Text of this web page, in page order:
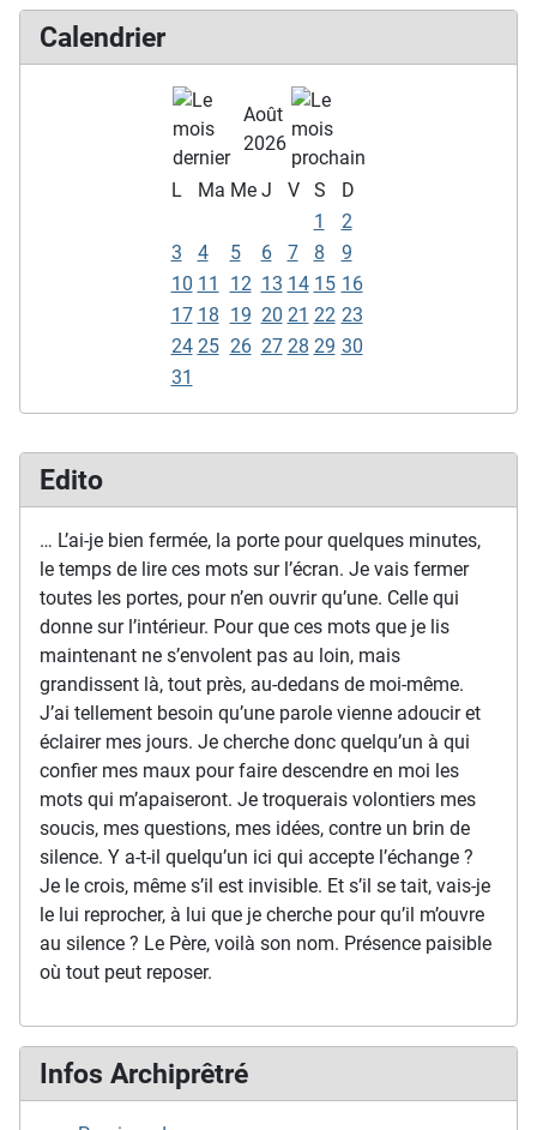
Edito
… L’ai-je bien fermée, la porte pour quelques minutes,
le temps de lire ces mots sur l’écran. Je vais fermer
toutes les portes, pour n’en ouvrir qu’une. Celle qui
donne sur l’intérieur. Pour que ces mots que je lis
maintenant ne s’envolent pas au loin, mais
grandissent là, tout près, au-dedans de moi-même.
J’ai tellement besoin qu’une parole vienne adoucir et
éclairer mes jours. Je cherche donc quelqu’un à qui
confier mes maux pour faire descendre en moi les
mots qui m’apaiseront. Je troquerais volontiers mes
soucis, mes questions, mes idées, contre un brin de
silence. Y a-t-il quelqu’un ici qui accepte l’échange ?
Je le crois, même s’il est invisible. Et s’il se tait, vais-je
le lui reprocher, à lui que je cherche pour qu’il m’ouvre
au silence ? Le Père, voilà son nom. Présence paisible
où tout peut reposer.
Infos Archiprêtré
Calendrier
Août
2026
L Ma Me J V S
D
1
2
3
4 5 6 7 8
9
10 11 12 13 14 15 16
17 18 19 20 21 22 23
24 25 26 27 28 29 30
31